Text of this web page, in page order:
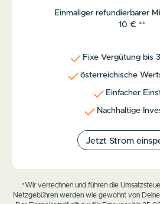
Einmaliger refundierbarer
10 € **
Fixe Vergütung bis
österreichische
Einfacher
Nachhaltige
Jetzt Strom
*Wir verrechnen und führen die
Netzgebühren werden wie gewohnt von